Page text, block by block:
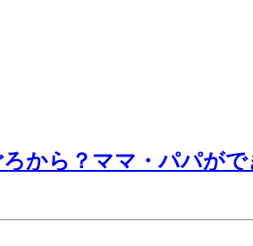
から？ママ・パパが